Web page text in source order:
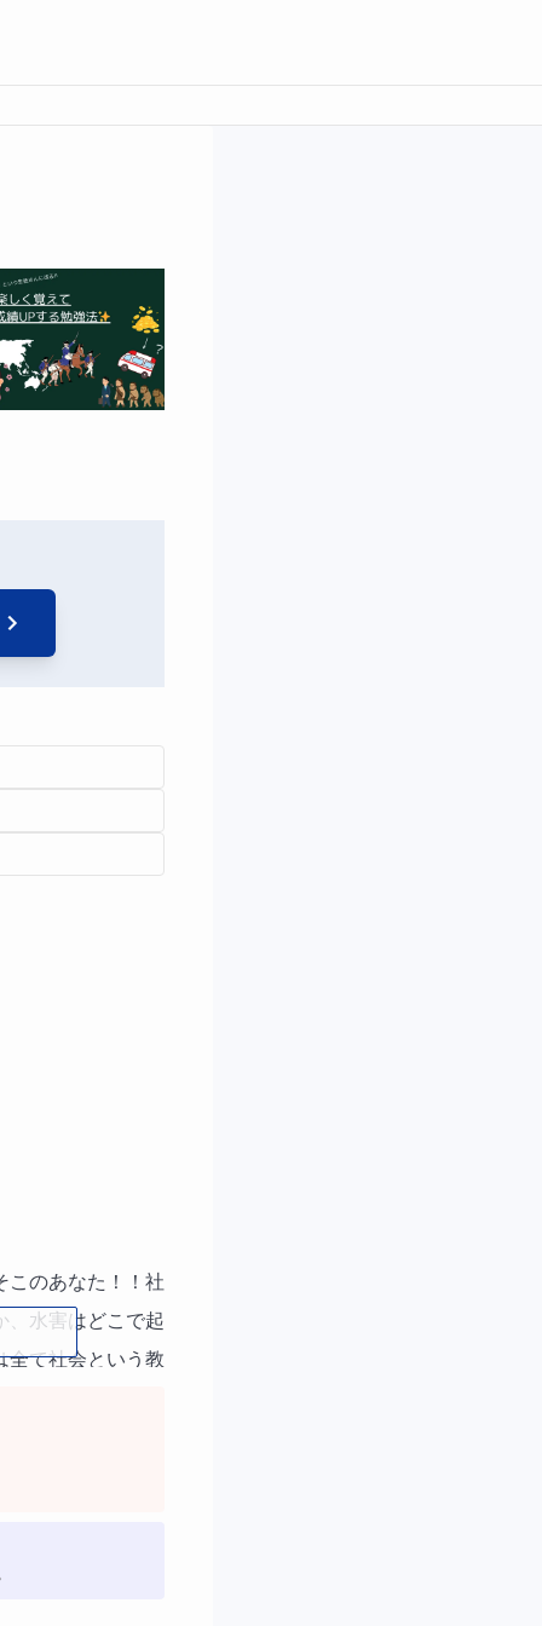
このあなた！！社
、水害はどこで起
全て社会という教
です。つべこべ
なります。私の